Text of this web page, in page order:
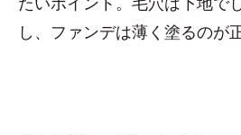
し、ファンデは薄く塗るのが